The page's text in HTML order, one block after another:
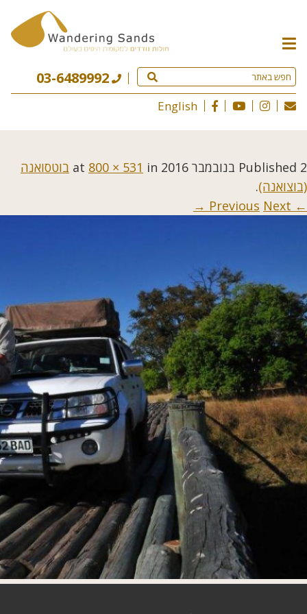
תפריט
האתר
03-6489992
English
Published 2 בנובמבר 2016 800 × 531 in
בוטסואנה
(בוצואנה).
← Previous
Next →